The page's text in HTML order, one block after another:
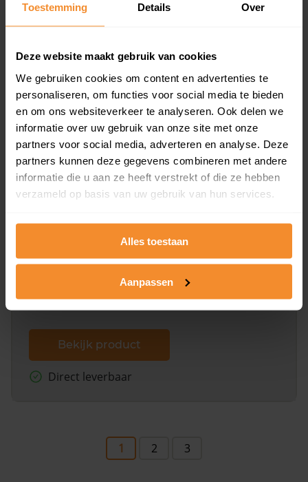
Toestemming Details Over
Deze website maakt gebruik van cookies
We gebruiken cookies om content en advertenties te
personaliseren, om functies voor social media te bieden
en om ons websiteverkeer te analyseren. Ook delen we
informatie over uw gebruik van onze site met onze
partners voor social media, adverteren en analyse. Deze
partners kunnen deze gegevens combineren met andere
informatie die u aan ze heeft verstrekt of die ze hebben
verzameld op basis van uw gebruik van hun services.
Alles toestaan
Aanpassen
en koopdatum) binnen een postcodegebied. Dit
inclusief een jaar lang gratis updates van nieuwe
Bekijk product
Direct leverbaar
Kadastrale kaart pakket
Alleen globale ligging perceel
omliggende percelen met de kadastrale erfgrenzen,
dit inclusief de luchtfoto!
Bekijk product
Direct leverbaar
1 2 3